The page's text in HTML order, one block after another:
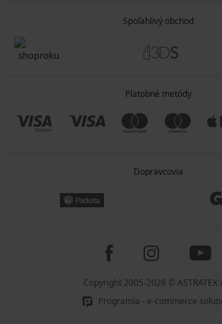
Spoľahlivý obchod
Platobné metódy
Dopravcovia
Copyright 2005-2026 © ASTRATEX
Programia - e-commerce